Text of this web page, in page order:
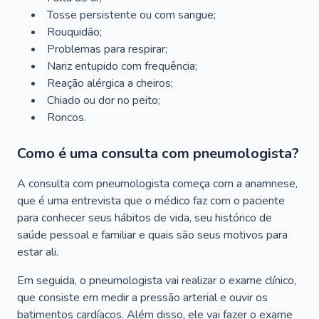
Tosse persistente ou com sangue;
Rouquidão;
Problemas para respirar;
Nariz entupido com frequência;
Reação alérgica a cheiros;
Chiado ou dor no peito;
Roncos.
Como é uma consulta com pneumologista?
A consulta com pneumologista começa com a anamnese,
que é uma entrevista que o médico faz com o paciente
para conhecer seus hábitos de vida, seu histórico de
saúde pessoal e familiar e quais são seus motivos para
estar ali.
Em seguida, o pneumologista vai realizar o exame clínico,
que consiste em medir a pressão arterial e ouvir os
batimentos cardíacos. Além disso, ele vai fazer o exame